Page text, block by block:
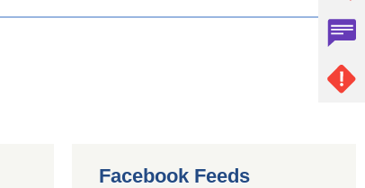
Facebook Feeds